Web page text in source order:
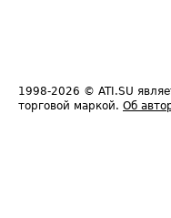
1998-2026 © ATI.SU
торговой маркой. Об